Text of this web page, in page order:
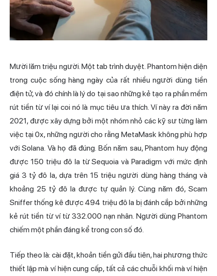
Mười lăm triệu người. Một tab trình duyệt. Phantom hiện diện
trong cuộc sống hàng ngày của rất nhiều người dùng tiền
điện tử, và đó chính là lý do tại sao những kẻ tạo ra phần mềm
rút tiền từ ví lại coi nó là mục tiêu ưa thích. Ví này ra đời năm
2021, được xây dựng bởi một nhóm nhỏ các kỹ sư từng làm
việc tại 0x, những người cho rằng MetaMask không phù hợp
với Solana. Và họ đã đúng. Bốn năm sau, Phantom huy động
được 150 triệu đô la từ Sequoia và Paradigm với mức định
giá 3 tỷ đô la, dựa trên 15 triệu người dùng hàng tháng và
khoảng 25 tỷ đô la được tự quản lý. Cùng năm đó, Scam
Sniffer thống kê được 494 triệu đô la bị đánh cắp bởi những
kẻ rút tiền từ ví từ 332.000 nạn nhân. Người dùng Phantom
chiếm một phần đáng kể trong con số đó.
Tiếp theo là: cài đặt, khoản tiền gửi đầu tiên, hai phương thức
thiết lập mà ví hiện cung cấp, tất cả các chuỗi khối mà ví hiện